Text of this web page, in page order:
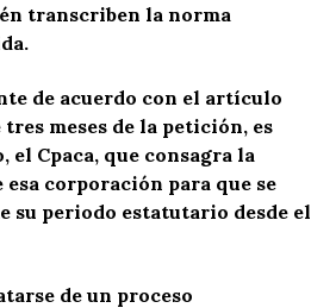
transcriben la norma
de acuerdo con el artículo
tres meses de la petición, es
Cpaca, que consagra la
corporación para que se
periodo estatutario desde el
de un proceso